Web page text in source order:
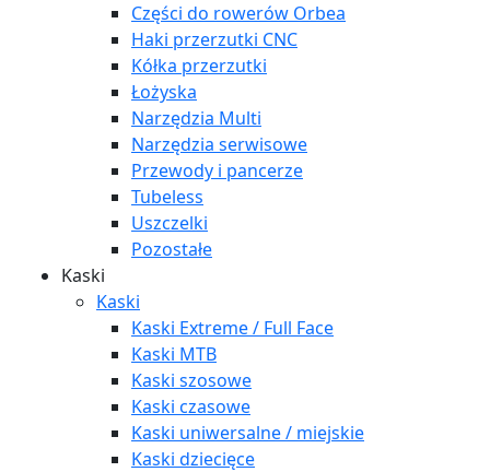
Części do rowerów Orbea
Haki przerzutki CNC
Kółka przerzutki
Łożyska
Narzędzia Multi
Narzędzia serwisowe
Przewody i pancerze
Tubeless
Uszczelki
Pozostałe
Kaski
Kaski
Kaski Extreme / Full Face
Kaski MTB
Kaski szosowe
Kaski czasowe
Kaski uniwersalne / miejskie
Kaski dziecięce